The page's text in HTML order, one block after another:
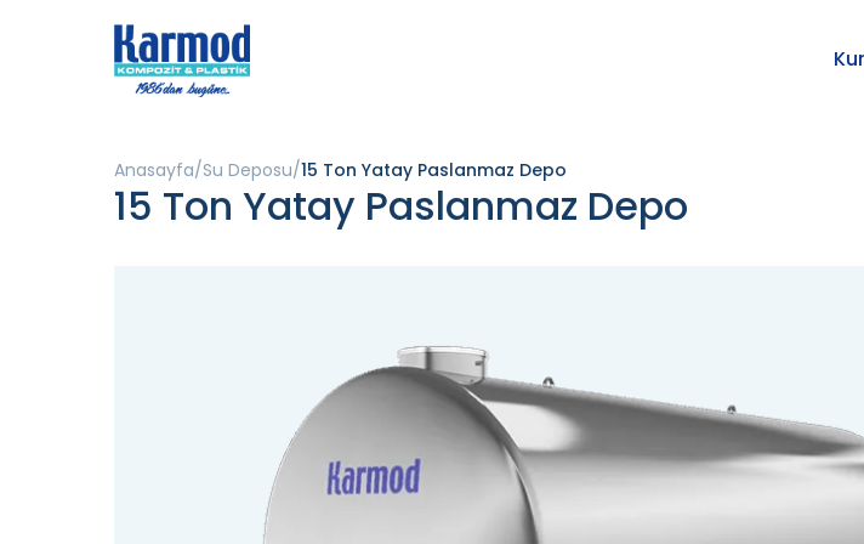
Anasayfa Su Deposu 15 Ton Yatay Paslanmaz Depo
15 Ton Yatay Paslanmaz Depo